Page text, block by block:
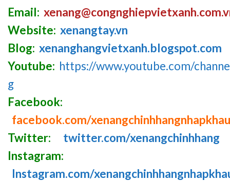
Email:
Website: xenangtay.vn
Blog: xenanghangvietxanh.blogspot.com
Youtube: https://www.youtube.com/
g
Facebook:
facebook.com/xenangchinhhangnhapkhau
Twitter:
twitter.com/xenangchinhhang
Instagram:
Instagram.com/